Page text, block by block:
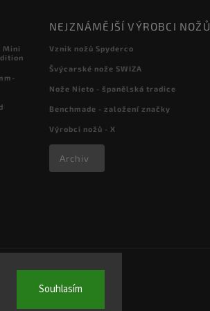
Souhlasím
Mini
NEJZNÁMĚJŠÍ VÝROBCI NOŽŮ
Vznik nožů Spyderco
Švýcarské nože SWIZA
Nože Nieto - španělská tradice
Benchmade - založení značky
Výrobci nožů - X
Archiv